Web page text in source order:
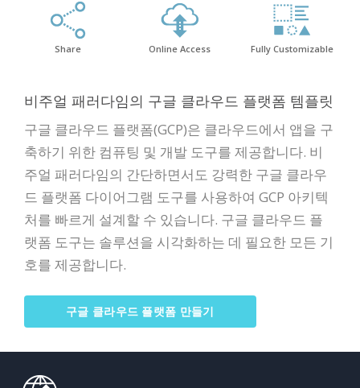
Share Online Access Fully Customizable
비주얼 패러다임의 구글 클라우드 플랫폼 템플릿
구글 클라우드 플랫폼(GCP)은 클라우드에서 앱을 구
축하기 위한 컴퓨팅 및 개발 도구를 제공합니다. 비
주얼 패러다임의 간단하면서도 강력한 구글 클라우
드 플랫폼 다이어그램 도구를 사용하여 GCP 아키텍
처를 빠르게 설계할 수 있습니다. 구글 클라우드 플
랫폼 도구는 솔루션을 시각화하는 데 필요한 모든 기
호를 제공합니다.
구글 클라우드 플랫폼 만들기